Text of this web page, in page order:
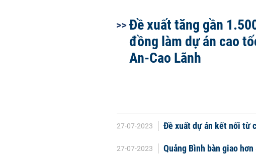
Đề xuất tăng gần
đồng làm dự án cao
An-Cao Lãnh
27-07-2023 Đề xuất dự án kết nối từ
27-07-2023 Quảng Bình bàn giao